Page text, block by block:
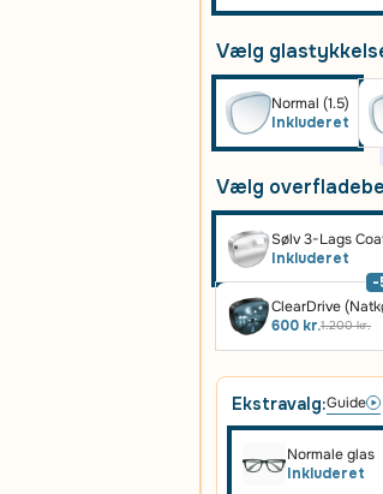
Vælg
Normal (1.5)
Inkluderet
Vælg
Sølv 3-Lags
Inkluderet
ClearDrive
600 kr.1.200 kr.
-
Ekstravalg:Guide
Normale glas
Inkluderet